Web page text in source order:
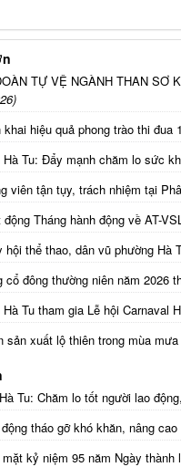
TỰ VỆ NGÀNH THAN SƠ
khai hiệu quả phong trào thi đua
Hà Tu: Đẩy mạnh chăm lo sức
viên tận tụy, trách nhiệm tại
Tháng hành động về AT-
hội thể thao, dân vũ phường Hà
cổ đông thường niên năm 2026
Tu tham gia Lễ hội Carnaval
sản xuất lộ thiên trong mùa mưa
Tu: Chăm lo tốt người lao
tháo gỡ khó khăn, nâng
kỷ niệm 95 năm Ngày